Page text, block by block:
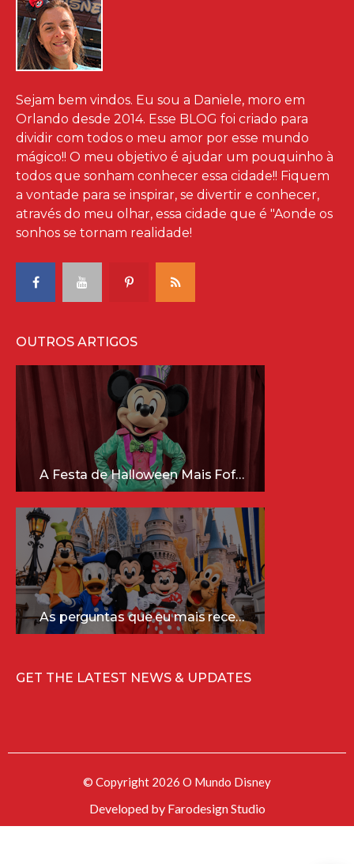
Sejam bem vindos. Eu sou a Daniele, moro em
Orlando desde 2014. Esse BLOG foi criado para
dividir com todos o meu amor por esse mundo
mágico!! O meu objetivo é ajudar um pouquinho à
todos que sonham conhecer essa cidade!! Fiquem
a vontade para se inspirar, se divertir e conhecer,
através do meu olhar, essa cidade que é "Aonde os
sonhos se tornam realidade!
OUTROS ARTIGOS
A Festa de Halloween Mais Fofa da Disney Está Chegando!
As perguntas que eu mais recebo sobre a Disney (e as respostas mais sinceras!)
GET THE LATEST NEWS & UPDATES
© Copyright 2026 O Mundo Disney
Developed by Farodesign Studio